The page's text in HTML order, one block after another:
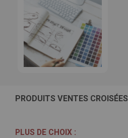
PRODUITS VENTES CROISÉES
PLUS DE CHOIX :